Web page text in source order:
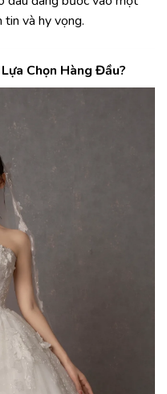
tin và hy vọng.
Chọn Hàng Đầu?